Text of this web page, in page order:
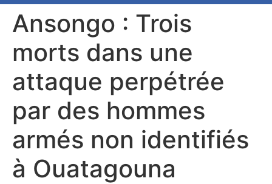
Ansongo : Trois
morts dans une
attaque perpétrée
par des hommes
armés non identifiés
à Ouatagouna